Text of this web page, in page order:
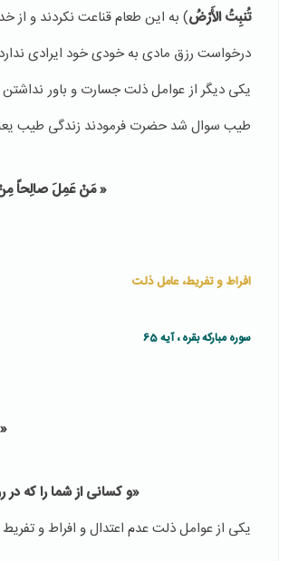
تُنبِتُ الأَرْضُ) به این طعام قناعت نکردند و از
درخواست رزق مادی به خودی خود ایرادی
یکی دیگر از عوامل ذلت جسارت و باور نداشتن
طیب سوال شد حضرت فرمودند زندگی طیب
« مَنْ عَمِلَ صالِحاً مِنْ
افراط و تفریط، عامل ذلت
سوره مبارکه بقره ، آیه 65
«و كسانى از شما را كه
یکی از عوامل ذلت عدم اعتدال و افراط و